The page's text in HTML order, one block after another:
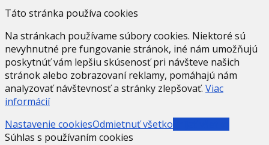
Táto stránka používa cookies
Na stránkach používame súbory cookies. Niektoré sú
nevyhnutné pre fungovanie stránok, iné nám umožňujú
poskytnúť vám lepšiu skúsenosť pri návšteve našich
stránok alebo zobrazovaní reklamy, pomáhajú nám
analyzovať návštevnosť a stránky zlepšovať. Viac
informácií
Nastavenie cookiesOdmietnuť všetko
Súhlas s používaním cookies